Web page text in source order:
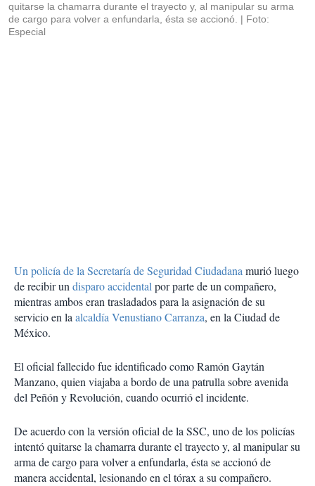
quitarse la chamarra durante el trayecto y, al manipular su arma
de cargo para volver a enfundarla, ésta se accionó.
Foto:
Especial
Un policía de la Secretaría de Seguridad Ciudadanamurió luego
de recibir undisparo accidentalpor parte de un compañero,
mientras ambos eran trasladados para la asignación de su
servicio en laalcaldía Venustiano Carranza, en la Ciudad de
México.
El oficial fallecido fue identificado como Ramón Gaytán
Manzano, quien viajaba a bordo de una patrulla sobre avenida
del Peñón y Revolución, cuando ocurrió el incidente.
De acuerdo con la versión oficial de la SSC, uno de los policías
intentó quitarse la chamarra durante el trayecto y, al manipular su
arma de cargo para volver a enfundarla, ésta se accionó de
manera accidental, lesionando en el tórax a su compañero.